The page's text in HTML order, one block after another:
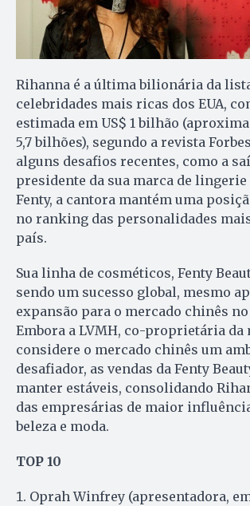
Rihanna é a última bilionária da
celebridades mais ricas dos EUA,
estimada em US$ 1 bilhão
5,7 bilhões), segundo a revista
alguns desafios recentes, como a
presidente da sua marca de lingerie
Fenty, a cantora mantém uma
no ranking das personalidades
país.
Sua linha de cosméticos, Fenty
sendo um sucesso global, mesmo
expansão para o mercado chinês
Embora a LVMH, co-proprietária da
considere o mercado chinês um
desafiador, as vendas da Fenty
manter estáveis, consolidando
das empresárias de maior
beleza e moda.
TOP 10
Oprah Winfrey (apresentadora,